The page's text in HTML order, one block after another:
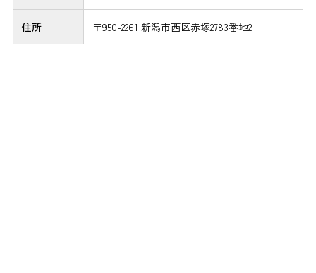
住所 〒950-2261 新潟市西区赤塚2783番地2